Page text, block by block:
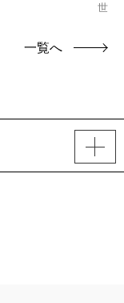
世界
一覧へ